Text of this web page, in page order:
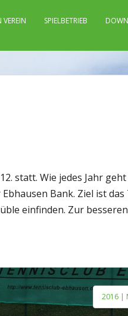
VEREIN SPIELBETRIEB
statt. Wie jedes Jahr
Bank. Ziel ist
einfinden. Zur
2016 |